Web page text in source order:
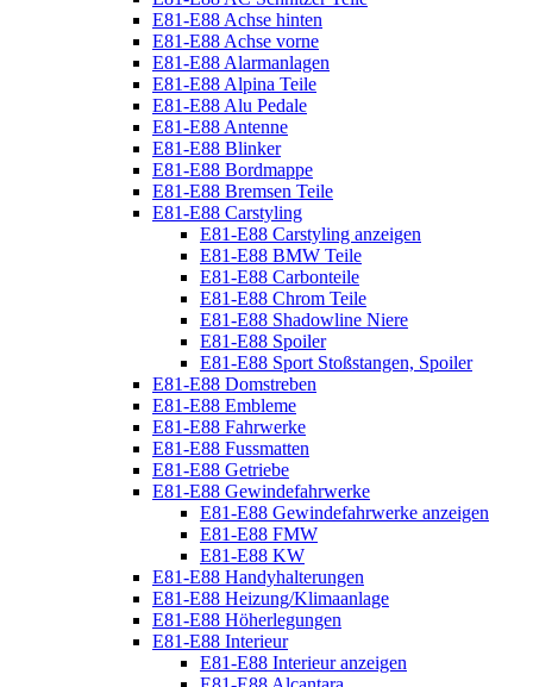
E81-E88 Achse hinten
E81-E88 Achse vorne
E81-E88 Alarmanlagen
E81-E88 Alpina Teile
E81-E88 Alu Pedale
E81-E88 Antenne
E81-E88 Blinker
E81-E88 Bordmappe
E81-E88 Bremsen Teile
E81-E88 Carstyling
E81-E88 Carstyling anzeigen
E81-E88 BMW Teile
E81-E88 Carbonteile
E81-E88 Chrom Teile
E81-E88 Shadowline Niere
E81-E88 Spoiler
E81-E88 Sport Stoßstangen, Spoiler
E81-E88 Domstreben
E81-E88 Embleme
E81-E88 Fahrwerke
E81-E88 Fussmatten
E81-E88 Getriebe
E81-E88 Gewindefahrwerke
E81-E88 Gewindefahrwerke anzeigen
E81-E88 FMW
E81-E88 KW
E81-E88 Handyhalterungen
E81-E88 Heizung/Klimaanlage
E81-E88 Höherlegungen
E81-E88 Interieur
E81-E88 Interieur anzeigen